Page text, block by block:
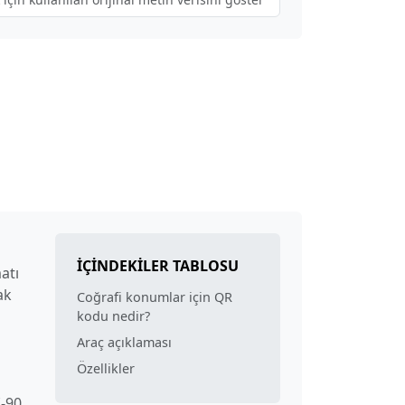
İÇINDEKILER TABLOSU
Coğrafi konumlar için QR
kodu nedir?
Araç açıklaması
Özellikler